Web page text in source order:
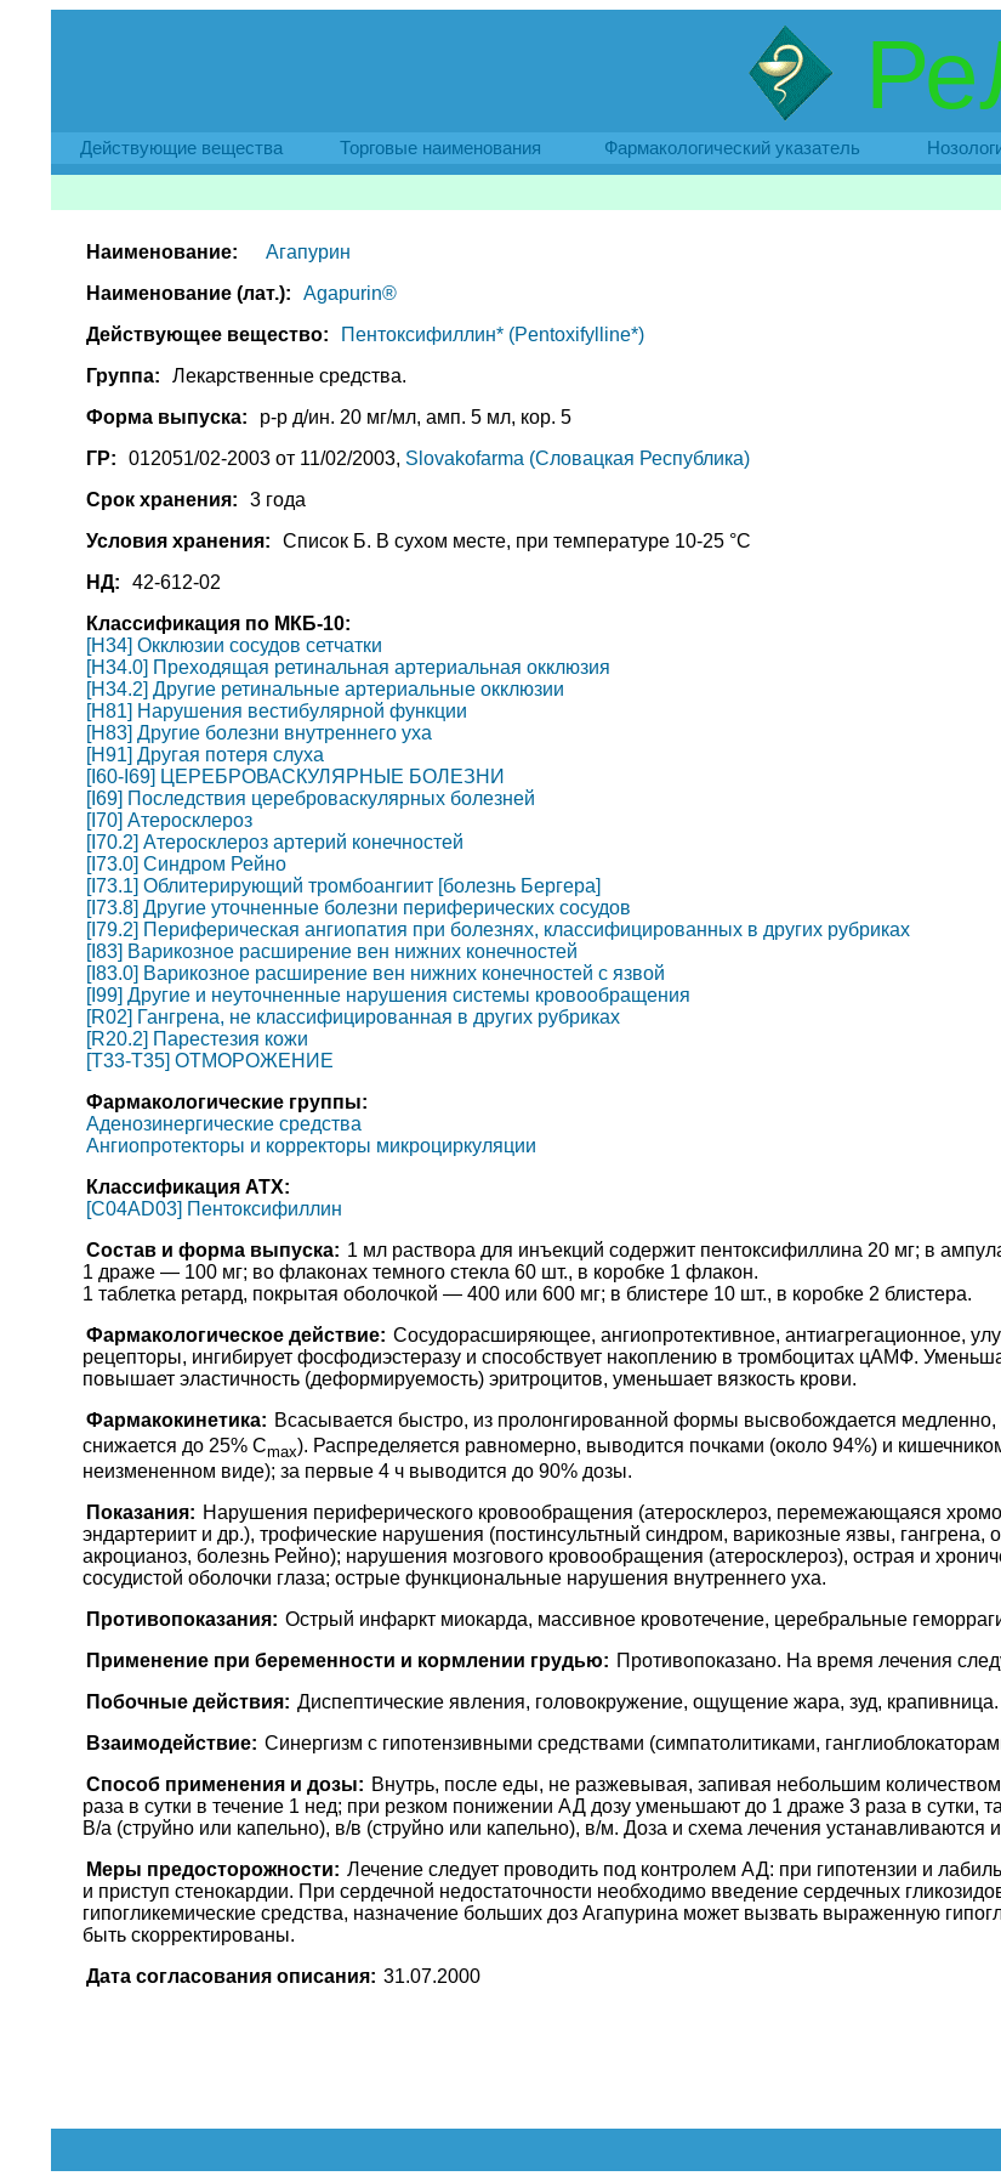
Действующие вещества Торговые наименования Фармакологический указатель
Наименование:
Агапурин
Наименование (лат.):
Agapurin®
Действующее вещество:
Пентоксифиллин* (Pentoxifylline*)
Группа:
Лекарственные средства.
Форма выпуска:
р-р д/ин. 20 мг/мл, амп. 5 мл, кор. 5
ГР:
012051/02-2003 от 11/02/2003, Slovakofarma (Словацкая Республика)
Срок хранения:
3 года
Условия хранения:
Список Б. В сухом месте, при температуре 10-25 °C
НД:
42-612-02
Классификация по МКБ-10:
[H34] Окклюзии сосудов сетчатки
[H34.0] Преходящая ретинальная артериальная окклюзия
[H34.2] Другие ретинальные артериальные окклюзии
[H81] Нарушения вестибулярной функции
[H83] Другие болезни внутреннего уха
[H91] Другая потеря слуха
[I60-I69] ЦЕРЕБРОВАСКУЛЯРНЫЕ БОЛЕЗНИ
[I69] Последствия цереброваскулярных болезней
[I70] Атеросклероз
[I70.2] Атеросклероз артерий конечностей
[I73.0] Синдром Рейно
[I73.1] Облитерирующий тромбоангиит [болезнь Бергера]
[I73.8] Другие уточненные болезни периферических сосудов
[I79.2] Периферическая ангиопатия при болезнях, классифицированных в других рубриках
[I83] Варикозное расширение вен нижних конечностей
[I83.0] Варикозное расширение вен нижних конечностей с язвой
[I99] Другие и неуточненные нарушения системы кровообращения
[R02] Гангрена, не классифицированная в других рубриках
[R20.2] Парестезия кожи
[T33-T35] ОТМОРОЖЕНИЕ
Фармакологические группы:
Аденозинергические средства
Ангиопротекторы и корректоры микроциркуляции
Классификация АТХ:
[C04AD03] Пентоксифиллин
Состав и форма выпуска: 1 мл раствора для инъекций содержит пентоксифиллина 20 мг; в
1 драже — 100 мг; во флаконах темного стекла 60 шт., в коробке 1 флакон.
1 таблетка ретард, покрытая оболочкой — 400 или 600 мг; в блистере 10 шт., в коробке 2 блистера.
Фармакологическое действие: Сосудорасширяющее, ангиопротективное, антиагрегационное,
рецепторы, ингибирует фосфодиэстеразу и способствует накоплению в тромбоцитах цАМФ.
повышает эластичность (деформируемость) эритроцитов, уменьшает вязкость крови.
Фармакокинетика: Всасывается быстро, из пролонгированной формы высвобождается медленно,
снижается до 25% Cmax). Распределяется равномерно, выводится почками (около 94%) и
неизмененном виде); за первые 4 ч выводится до 90% дозы.
Показания: Нарушения периферического кровообращения (атеросклероз, перемежающаяся
эндартериит и др.), трофические нарушения (постинсультный синдром, варикозные язвы, гангрена,
акроцианоз, болезнь Рейно); нарушения мозгового кровообращения (атеросклероз), острая и
сосудистой оболочки глаза; острые функциональные нарушения внутреннего уха.
Противопоказания: Острый инфаркт миокарда, массивное кровотечение, церебральные
Применение при беременности и кормлении грудью: Противопоказано. На время лечения
Побочные действия: Диспептические явления, головокружение, ощущение жара, зуд, крапивница.
Взаимодействие: Синергизм с гипотензивными средствами (симпатолитиками,
Способ применения и дозы: Внутрь, после еды, не разжевывая, запивая небольшим
раза в сутки в течение 1 нед; при резком понижении АД дозу уменьшают до 1 драже 3 раза в сутки,
В/а (струйно или капельно), в/в (струйно или капельно), в/м. Доза и схема лечения устанавливаются
Меры предосторожности: Лечение следует проводить под контролем АД: при гипотензии и
и приступ стенокардии. При сердечной недостаточности необходимо введение сердечных
гипогликемические средства, назначение больших доз Агапурина может вызвать выраженную
быть скорректированы.
Дата согласования описания: 31.07.2000